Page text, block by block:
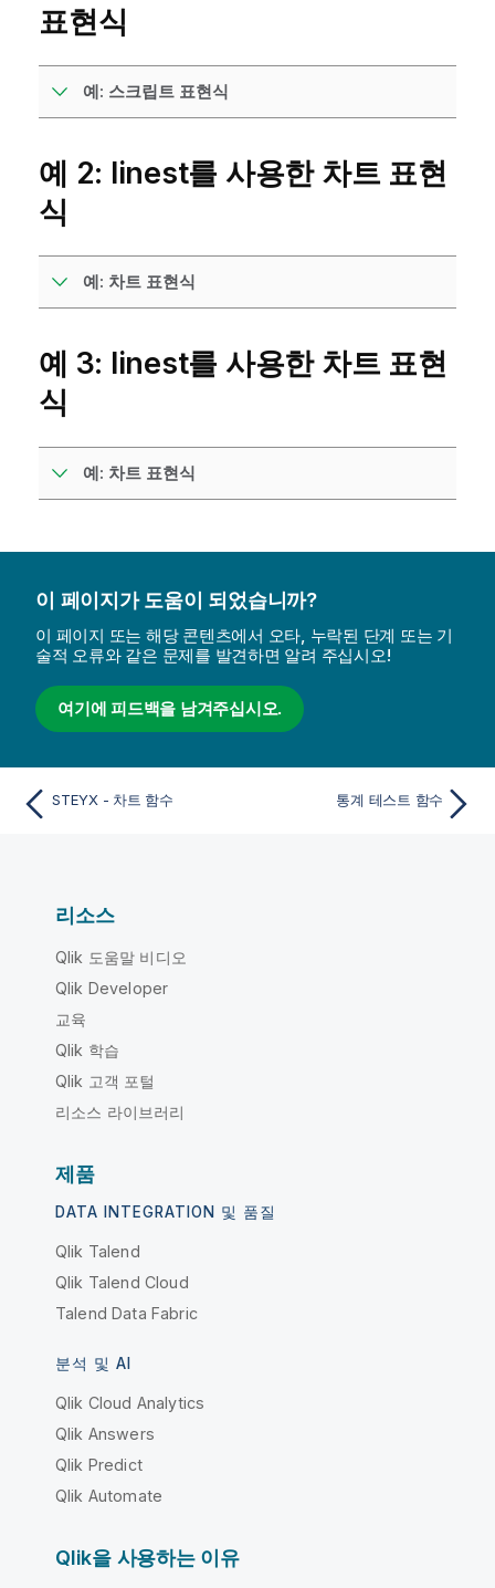
표현식
예: 스크립트 표현식
예 2: linest를 사용한 차트 표현
식
예: 차트 표현식
예 3: linest를 사용한 차트 표현
식
예: 차트 표현식
이 페이지가 도움이 되었습니까?
이 페이지 또는 해당 콘텐츠에서 오타, 누락된 단계 또는 기
술적 오류와 같은 문제를 발견하면 알려 주십시오!
여기에 피드백을 남겨주십시오.
STEYX - 차트 함수 통계 테스트 함수
리소스
Qlik 도움말 비디오
Qlik Developer
교육
Qlik 학습
Qlik 고객 포털
리소스 라이브러리
제품
DATA INTEGRATION 및 품질
Qlik Talend
Qlik Talend Cloud
Talend Data Fabric
분석 및 AI
Qlik Cloud Analytics
Qlik Answers
Qlik Predict
Qlik Automate
Qlik을 사용하는 이유